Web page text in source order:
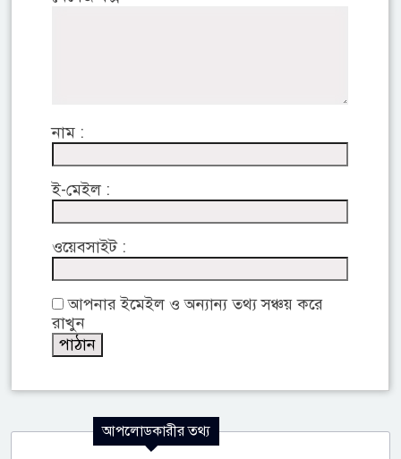
নাম :
ই-মেইল :
ওয়েবসাইট :
আপনার ইমেইল ও অন্যান্য তথ্য সঞ্চয় করে
রাখুন
আপলোডকারীর তথ্য